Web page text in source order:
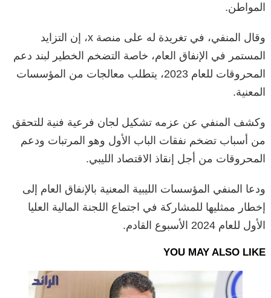
المواطن.
وقال المنفي، في تغريدة له على منصة x، إن التزايد
المستمر في الإنفاق العام، خاصة التضخم الخطير لبند دعم
المحروقات للعام 2023، يتطلب معالجات من المؤسسات
المعنية.
وكشف المنفي عن عزمه تشكيل لجان فرعية فنية للتحقق
من أسباب تضخم نفقات الباب الأول وهو المرتبات ودعم
المحروقات من أجل إنقاذ الاقتصاد الليبي.
ودعا المنفي المؤسسات الليبية المعنية بالإنفاق العام إلى
إخطار ممثليها للمشاركة في اجتماع اللجنة المالية العليا
الأول للعام 2024 الأسبوع القادم.
YOU MAY ALSO LIKE